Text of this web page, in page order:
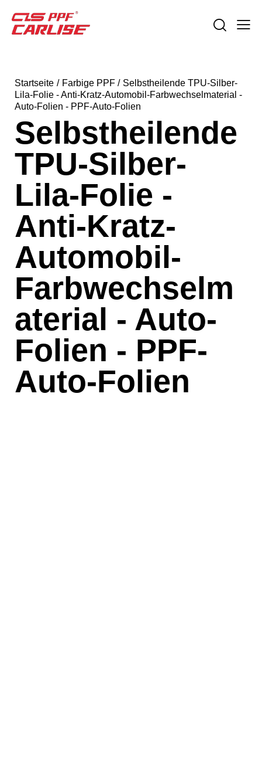
Startseite Farbige PPF
Selbstheilende TPU-Silber-
Lila-Folie - Anti-Kratz-Automobil-Farbwechselmaterial -
Auto-Folien - PPF-Auto-Folien
Selbstheilende
TPU-Silber-
Lila-Folie -
Anti-Kratz-
Automobil-
Farbwechselm
aterial - Auto-
Folien - PPF-
Auto-Folien